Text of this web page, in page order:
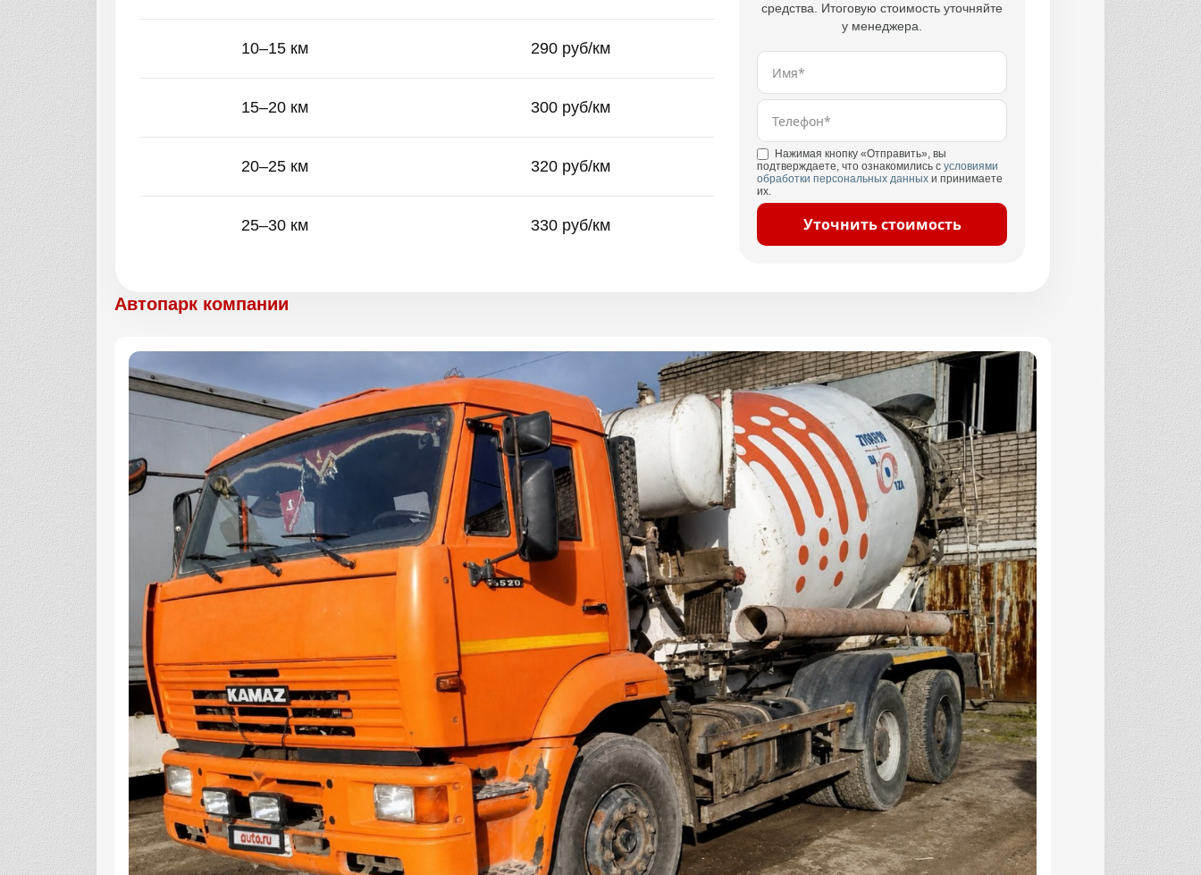
10–15 км 290 руб/км
15–20 км 300 руб/км
20–25 км 320 руб/км
25–30 км 330 руб/км
средства. Итоговую стоимость уточняйте
у менеджера.
Нажимая кнопку «Отправить», вы
подтверждаете, что ознакомились с условиями
обработки персональных данных и принимаете
их.
Уточнить стоимость
Автопарк компании